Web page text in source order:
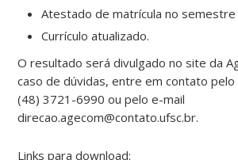
Atestado de matrícula no semestre
Currículo atualizado.
O resultado será divulgado no site da
caso de dúvidas, entre em contato
(48) 3721-6990 ou pelo e-mail
direcao.agecom@contato.ufsc.br.
Links para download: